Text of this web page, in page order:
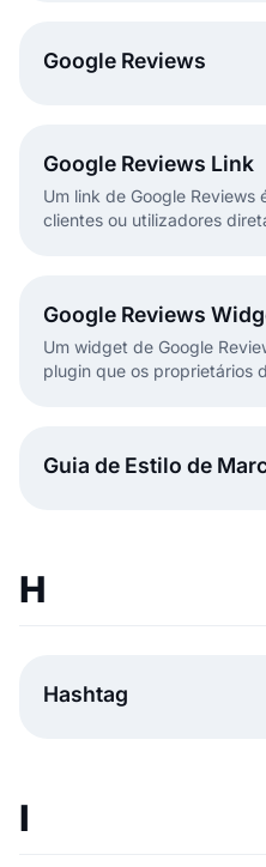
Google Reviews
Google Reviews Link
Um link de Google Reviews
clientes ou utilizadores
Google Reviews
Um widget de Google
plugin que os proprietários
Guia de Estilo de
H
Hashtag
I